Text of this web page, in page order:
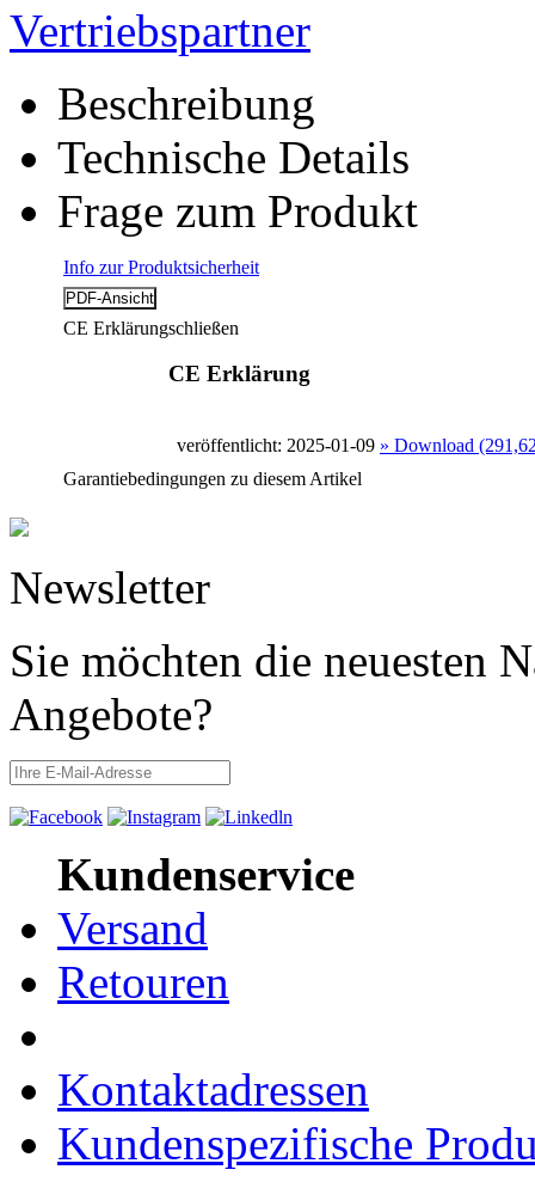
Vertriebspartner
Beschreibung
Technische Details
Frage zum Produkt
Info zur Produktsicherheit
CE Erklärungschließen
CE Erklärung
veröffentlicht: 2025-01-09 » Download
Garantiebedingungen zu diesem Artikel
Newsletter
Sie möchten die neuesten
Angebote?
Kundenservice
Versand
Retouren
Kontaktadressen
Kundenspezifische